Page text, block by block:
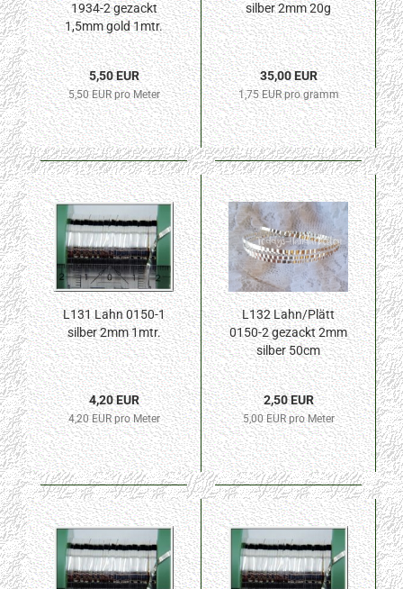
1934-2 gezackt
1,5mm gold 1mtr.
5,50 EUR
5,50 EUR pro Meter
silber 2mm 20g
35,00 EUR
1,75 EUR pro gramm
L131 Lahn 0150-1
silber 2mm 1mtr.
4,20 EUR
4,20 EUR pro Meter
L132 Lahn/Plätt
0150-2 gezackt 2mm
silber 50cm
2,50 EUR
5,00 EUR pro Meter